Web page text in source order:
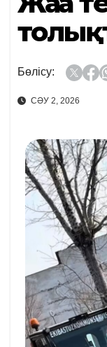
Бөлісу:
СӘУ 2, 2026